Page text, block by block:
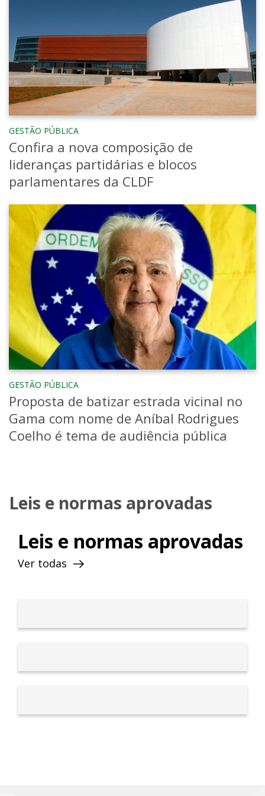
GESTÃO PÚBLICA
Confira a nova composição de
lideranças partidárias e blocos
parlamentares da CLDF
GESTÃO PÚBLICA
Proposta de batizar estrada vicinal no
Gama com nome de Aníbal Rodrigues
Coelho é tema de audiência pública
Leis e normas aprovadas
Leis e normas aprovadas
Ver todas